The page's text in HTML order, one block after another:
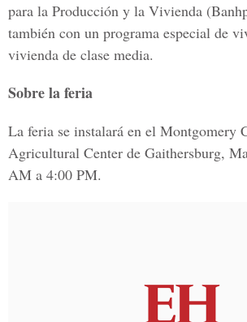
para la Producción y la Vivienda
también con un programa especial de
vivienda de clase media.
Sobre la feria
La feria se instalará en el Montgomery
Agricultural Center de Gaithersburg,
AM a 4:00 PM.